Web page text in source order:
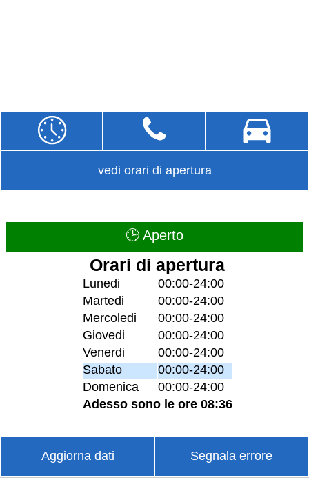
vedi orari di apertura
🕒 Aperto
Orari di apertura
Lunedi
00:00-24:00
Martedi
00:00-24:00
Mercoledi
00:00-24:00
Giovedi
00:00-24:00
Venerdi
00:00-24:00
Sabato
00:00-24:00
Domenica
00:00-24:00
Adesso sono le ore 08:36
Aggiorna dati Segnala errore